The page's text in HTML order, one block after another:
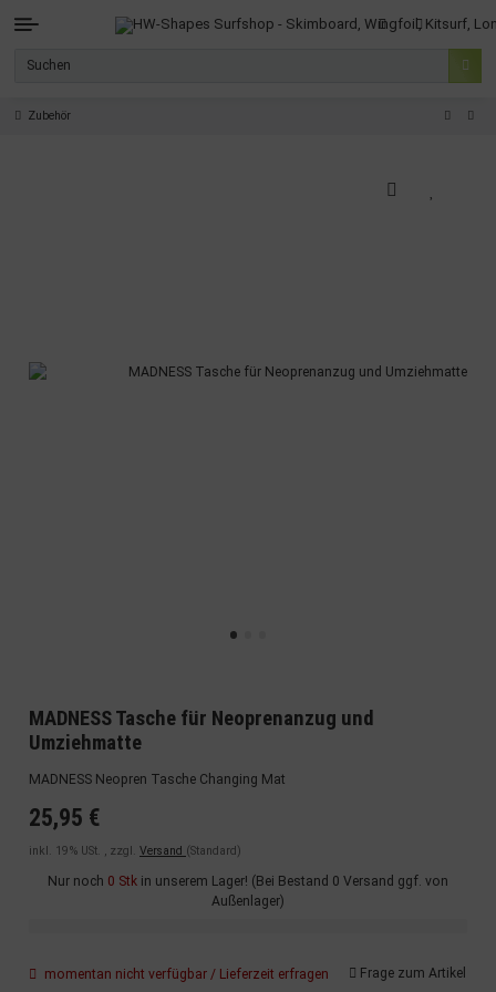
Zubehör
MADNESS Tasche für Neoprenanzug und
Umziehmatte
MADNESS Neopren Tasche Changing Mat
25,95 €
inkl. 19% USt. , zzgl. Versand (Standard)
Nur noch 0 Stk in unserem Lager! (Bei Bestand 0 Versand ggf. von
Außenlager)
momentan nicht verfügbar / Lieferzeit erfragen Frage zum Artikel